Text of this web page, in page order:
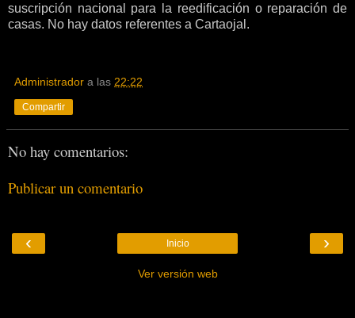
suscripción nacional para la reedificación o reparación de
casas. No hay datos referentes a Cartaojal.
Administrador a las 22:22
Compartir
No hay comentarios:
Publicar un comentario
‹ ›
Inicio
Ver versión web